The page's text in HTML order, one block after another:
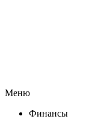
Меню
Финансы